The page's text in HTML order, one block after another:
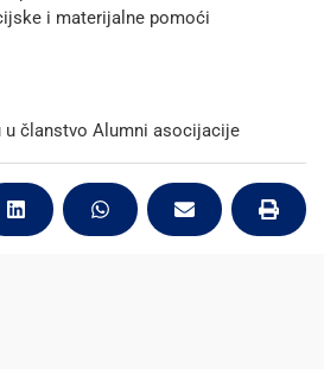
i materijalne pomoći
u članstvo Alumni asocijacije